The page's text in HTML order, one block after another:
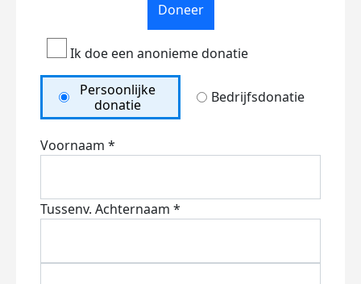
Doneer
Ik doe een anonieme donatie
Persoonlijke
donatie
Bedrijfsdonatie
Voornaam *
Tussenv. Achternaam *